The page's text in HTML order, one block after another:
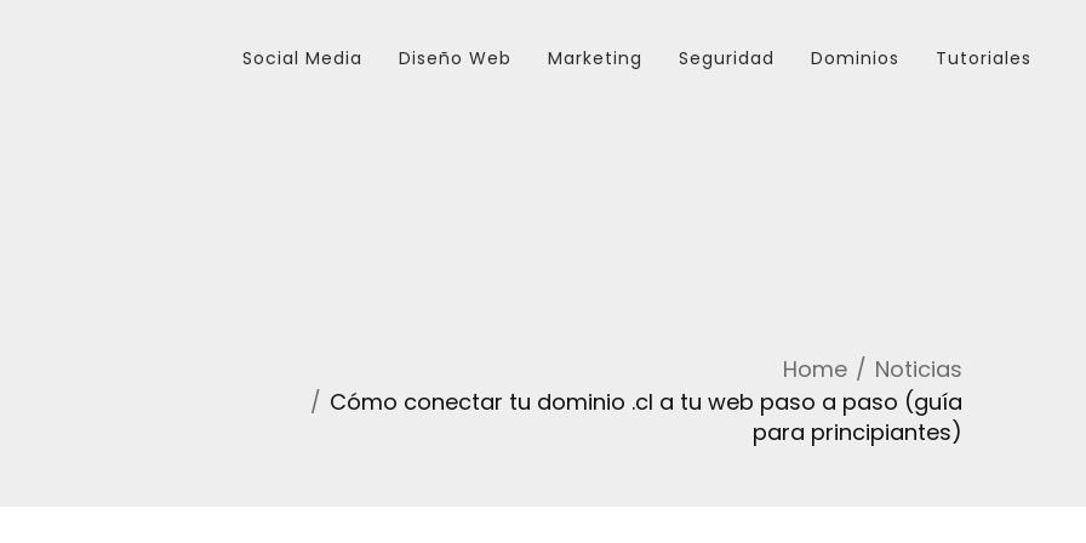
Social Media Diseño Web Marketing Seguridad Dominios Tutoriales
Home
Noticias
Cómo conectar tu dominio .cl a tu web paso a paso (guía
para principiantes)